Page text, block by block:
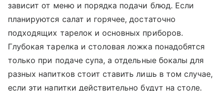
зависит от меню и порядка подачи блюд. Если
планируются салат и горячее, достаточно
подходящих тарелок и основных приборов.
Глубокая тарелка и столовая ложка понадобятся
только при подаче супа, а отдельные бокалы для
разных напитков стоит ставить лишь в том случае,
если эти напитки действительно будут на столе.